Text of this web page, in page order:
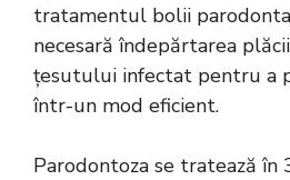
tratamentul bolii
necesară îndepărtarea
țesutului infectat pentru a
într-un mod eficient.
Parodontoza se tratează în